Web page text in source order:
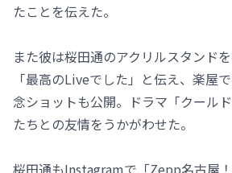
たことを伝えた。
また彼は桜田通のアクリルスタンド
「最高のLiveでした」と伝え、楽屋
念ショットも公開。ドラマ「クール
たちとの友情をうかがわせた。
桜田通もInstagramで「Zepp名古屋